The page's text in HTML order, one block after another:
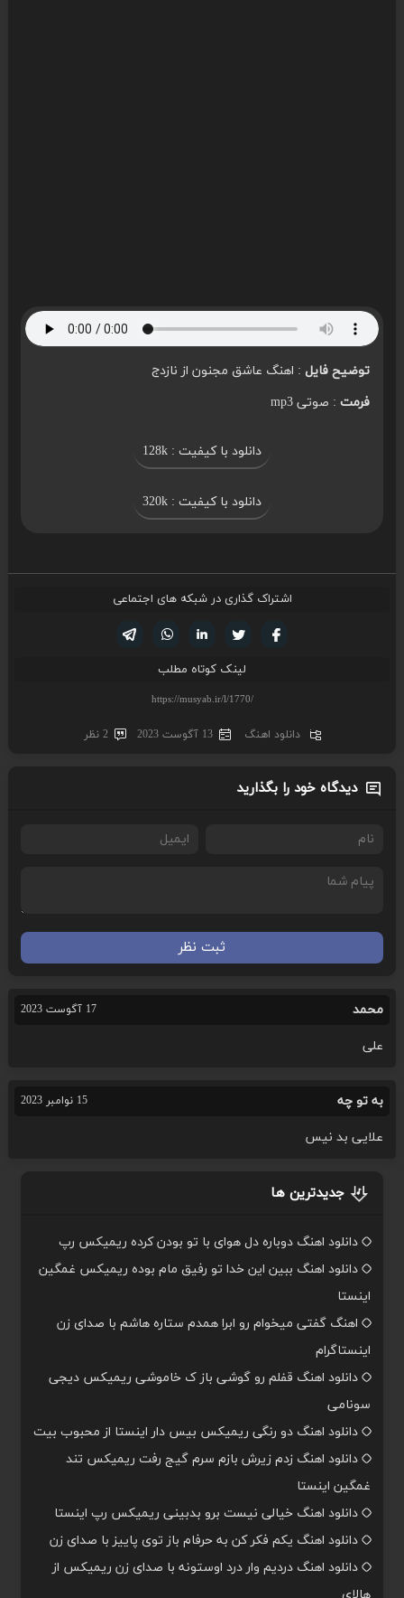
توضیح فایل: اهنگ عاشق مجنون از نازدج
فرمت: صوتی mp3
دانلود با کیفیت : 128k
دانلود با کیفیت : 320k
اشتراک گذاری در شبکه های اجتماعی
لینکدین تویتر
فیسوک
لینک کوتاه مطلب
دانلود اهنگ 13 آگوست 2023 2 نظر
دیدگاه خود را بگذارید
ثبت نظر
محمد 17 آگوست 2023
علی
به تو چه 15 نوامبر 2023
علایی بد نیس
جدیدترین ها
دانلود اهنگ دوباره دل هوای با تو بودن کرده ریمیکس رپ
دانلود اهنگ ببین این خدا تو رفیق مام بوده ریمیکس غمگین
اینستا
اهنگ گفتی میخوام رو ابرا همدم ستاره هاشم با صدای زن
اینستاگرام
دانلود اهنگ قفلم رو گوشی باز ک خاموشی ریمیکس دیجی
سونامی
دانلود اهنگ دو رنگی ریمیکس بیس دار اینستا از محبوب بیت
دانلود اهنگ زدم زیرش بازم سرم گیج رفت ریمیکس تند
غمگین اینستا
دانلود اهنگ خیالی نیست برو بدبینی ریمیکس رپ اینستا
دانلود اهنگ یکم فکر کن به حرفام باز توی پاییز با صدای زن
دانلود اهنگ دردیم وار درد اوستونه با صدای زن ریمیکس از
هالای